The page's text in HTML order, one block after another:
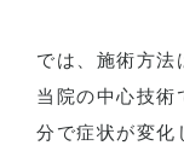
では、施術方法
当院の中心技術
分で症状が変化